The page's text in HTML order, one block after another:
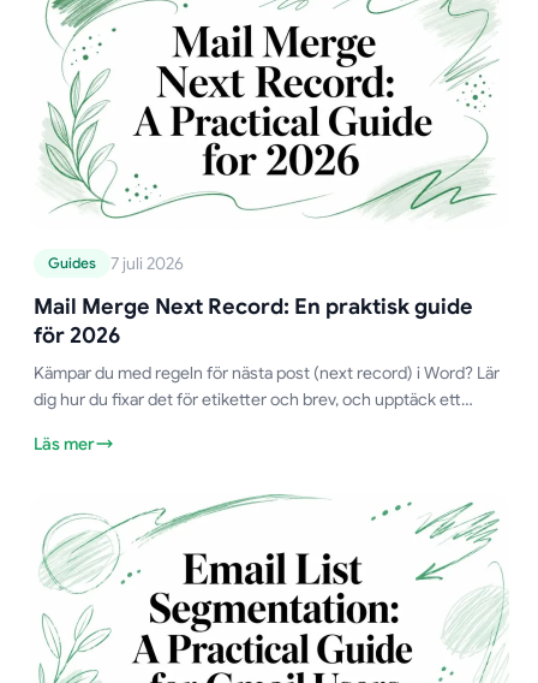
Guides 7 juli 2026
Mail Merge Next Record: En praktisk guide
för 2026
Kämpar du med regeln för nästa post (next record) i Word? Lär
dig hur du fixar det för etiketter och brev, och upptäck ett
Läs mer